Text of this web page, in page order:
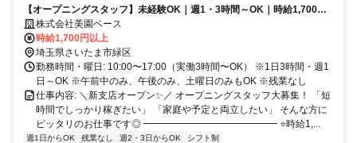
【オープニングスタッフ】未経験OK｜週1・3時間～OK｜時給1,700～
｜直行直帰可
株式会社美園ベース
時給1,700円以上
埼玉県さいたま市緑区
勤務時間・曜日: 10:00〜17:00（実働3時間〜OK） ※1日3時間・週1
日～OK ※午前中のみ、午後のみ、土曜日のみもOK ※残業なし
仕事内容: ＼新支店オープン✨／ オープニングスタッフ大募集！ 「短
時間でしっかり稼ぎたい」 「家庭や予定と両立したい」 そんな方に
ピッタリのお仕事です◎ ━━━━━━━━━━━━━━ ⭐時給1,...
週1日からOK 残業なし 週2・3日からOK シフト制